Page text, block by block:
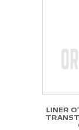
LINER